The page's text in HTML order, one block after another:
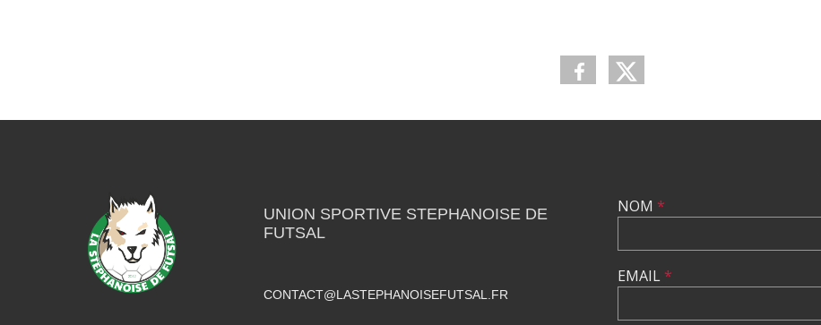
UNION SPORTIVE STEPHANOISE DE
FUTSAL
CONTACT@LASTEPHANOISEFUTSAL.FR
NOM *
EMAIL*